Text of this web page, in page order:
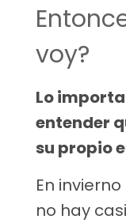
voy?
Lo
entender
su propio
En
no hay